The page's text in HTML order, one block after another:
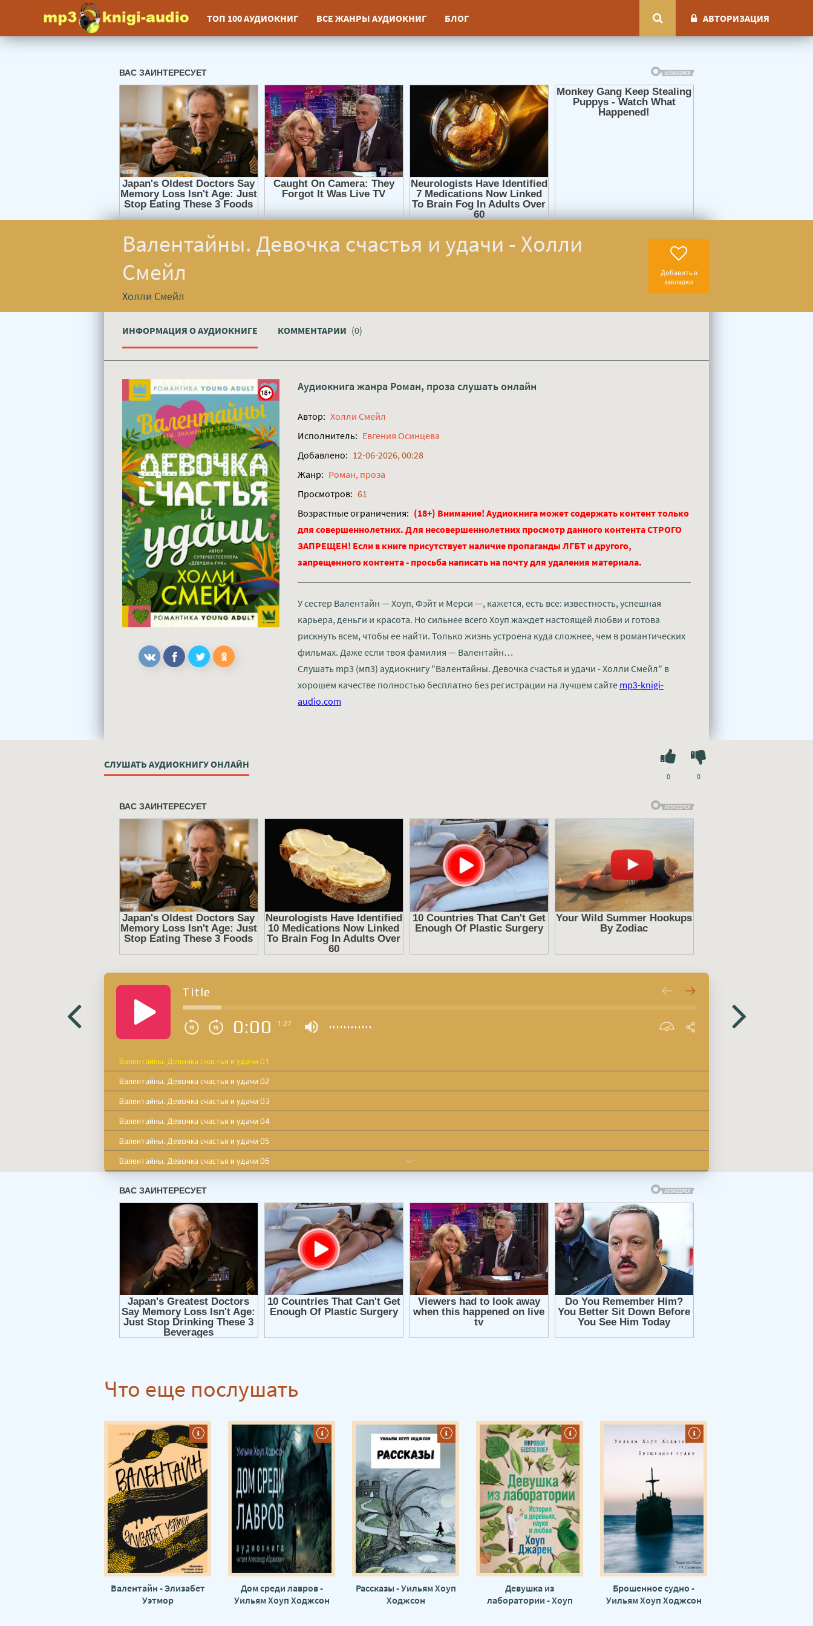
ТОП 100 АУДИОКНИГ ВСЕ ЖАНРЫ АУДИОКНИГ БЛОГ АВТОРИЗАЦИЯ
Валентайны. Девочка счастья и удачи - Холли
Смейл
Холли Смейл
Добавить в
закладки
ИНФОРМАЦИЯ О АУДИОКНИГЕ КОММЕНТАРИИ (0)
Аудиокнига жанра Роман, проза слушать онлайн
Автор: Холли Смейл
Исполнитель: Евгения Осинцева
Добавлено: 12-06-2026, 00:28
Жанр: Роман, проза
Просмотров: 61
Возрастные ограничения: (18+) Внимание! Аудиокнига может содержать контент только
для совершеннолетних. Для несовершеннолетних просмотр данного контента СТРОГО
ЗАПРЕЩЕН! Если в книге присутствует наличие пропаганды ЛГБТ и другого,
запрещенного контента - просьба написать на почту для удаления материала.
У сестер Валентайн — Хоуп, Фэйт и Мерси —, кажется, есть все: известность, успешная
карьера, деньги и красота. Но сильнее всего Хоуп жаждет настоящей любви и готова
рискнуть всем, чтобы ее найти. Только жизнь устроена куда сложнее, чем в романтических
фильмах. Даже если твоя фамилия — Валентайн…
Слушать mp3 (мп3) аудиокнигу "Валентайны. Девочка счастья и удачи - Холли Смейл" в
хорошем качестве полностью бесплатно без регистрации на лучшем сайте mp3-knigi-
audio.com
СЛУШАТЬ АУДИОКНИГУ ОНЛАЙН
0 0
Title
0:00 1:27
Валентайны. Девочка счастья и удачи 01
Валентайны. Девочка счастья и удачи 02
Валентайны. Девочка счастья и удачи 03
Валентайны. Девочка счастья и удачи 04
Валентайны. Девочка счастья и удачи 05
Валентайны. Девочка счастья и удачи 06
Валентайны. Девочка счастья и удачи 08
Валентайны. Девочка счастья и удачи 09
Валентайны. Девочка счастья и удачи 10
Валентайны. Девочка счастья и удачи 11
Валентайны. Девочка счастья и удачи 12
Валентайны. Девочка счастья и удачи 13
Валентайны. Девочка счастья и удачи 14
Валентайны. Девочка счастья и удачи 15
Валентайны. Девочка счастья и удачи 18
Валентайны. Девочка счастья и удачи 19
Валентайны. Девочка счастья и удачи 20
Валентайны. Девочка счастья и удачи 21
Валентайны. Девочка счастья и удачи 22
Валентайны. Девочка счастья и удачи 23
Валентайны. Девочка счастья и удачи 24
Валентайны. Девочка счастья и удачи 25
Валентайны. Девочка счастья и удачи 26
Валентайны. Девочка счастья и удачи 28
Что еще послушать
Валентайн - Элизабет
Уэтмор
Дом среди лавров -
Уильям Хоуп Ходжсон
Рассказы - Уильям Хоуп
Ходжсон
Девушка из
лаборатории - Хоуп
Брошенное судно -
Уильям Хоуп Ходжсон